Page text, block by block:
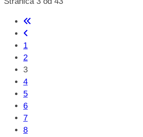
1
2
3
4
5
6
7
8